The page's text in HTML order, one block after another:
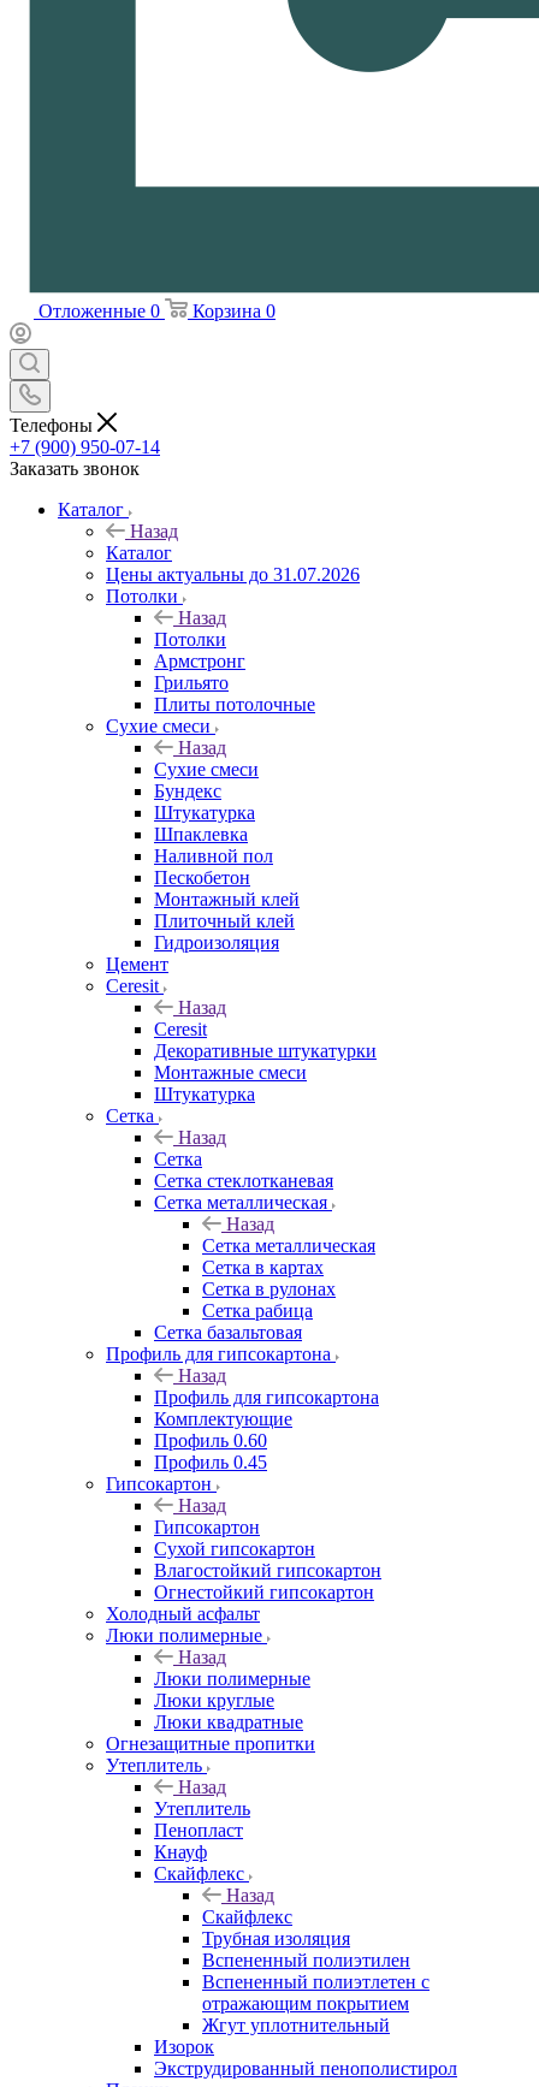
Отложенные 0 Корзина 0
Телефоны
+7 (900) 950-07-14
Заказать звонок
Каталог
Назад
Каталог
Цены актуальны до 31.07.2026
Потолки
Назад
Потолки
Армстронг
Грильято
Плиты потолочные
Сухие смеси
Назад
Сухие смеси
Бундекс
Штукатурка
Шпаклевка
Наливной пол
Пескобетон
Монтажный клей
Плиточный клей
Гидроизоляция
Цемент
Ceresit
Назад
Ceresit
Декоративные штукатурки
Монтажные смеси
Штукатурка
Сетка
Назад
Сетка
Сетка стеклотканевая
Сетка металлическая
Назад
Сетка металлическая
Сетка в картах
Сетка в рулонах
Сетка рабица
Сетка базальтовая
Профиль для гипсокартона
Назад
Профиль для гипсокартона
Комплектующие
Профиль 0.60
Профиль 0.45
Гипсокартон
Назад
Гипсокартон
Сухой гипсокартон
Влагостойкий гипсокартон
Огнестойкий гипсокартон
Холодный асфальт
Люки полимерные
Назад
Люки полимерные
Люки круглые
Люки квадратные
Огнезащитные пропитки
Утеплитель
Назад
Утеплитель
Пенопласт
Кнауф
Скайфлекс
Назад
Скайфлекс
Трубная изоляция
Вспененный полиэтилен
Вспененный полиэтлетен с
отражающим покрытием
Жгут уплотнительный
Изорок
Экструдированный пенополистирол